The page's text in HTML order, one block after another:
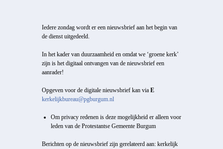
Iedere zondag wordt er een nieuwsbrief aan het begin van
de dienst uitgedeeld.
In het kader van duurzaamheid en omdat we ‘groene kerk’
zijn is het digitaal ontvangen van de nieuwsbrief een
aanrader!
Opgeven voor de digitale nieuwsbrief kan via E
kerkelijkbureau@pgburgum.nl
Om privacy redenen is deze mogelijkheid er alleen voor
leden van de Protestantse Gemeente Burgum
Berichten op de nieuwsbrief zijn gerelateerd aan: kerkelijk